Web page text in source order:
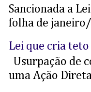
Sancionada a
folha de
Lei que cria
Usurpação de
uma Ação